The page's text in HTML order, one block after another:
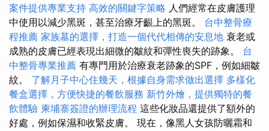
案件提供專業支持 高效的關鍵字策略 人們經常在皮膚護理
中使用以減少黑斑，甚至治療牙齦上的黑斑。 台中整骨療
程推薦 家族墓的選擇，打造一個代代相傳的安息地 衰老或
成熟的皮膚已經表現出細微的皺紋和彈性喪失的跡象。 台
中整骨專業推薦 有專門用於治療衰老跡象的SPF，例如細皺
紋。 了解月子中心住幾天，根據自身需求做出選擇 多樣化
餐盒選擇，方便快捷的餐飲服務 新竹外燴，提供獨特的餐
飲體驗 柬埔寨簽證的辦理流程 這些化妝品還提供了額外的
好處，例如保濕和收緊皮膚。 現在，像黑人女孩防曬霜和